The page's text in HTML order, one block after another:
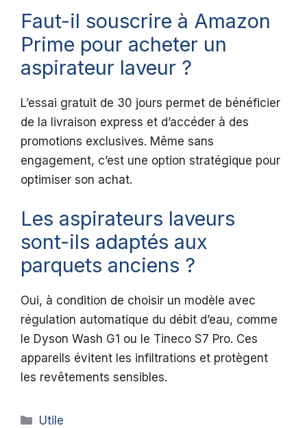
Faut-il souscrire à Amazon
Prime pour acheter un
aspirateur laveur ?
L’essai gratuit de 30 jours permet de bénéficier
de la livraison express et d’accéder à des
promotions exclusives. Même sans
engagement, c’est une option stratégique pour
optimiser son achat.
Les aspirateurs laveurs
sont-ils adaptés aux
parquets anciens ?
Oui, à condition de choisir un modèle avec
régulation automatique du débit d’eau, comme
le Dyson Wash G1 ou le Tineco S7 Pro. Ces
appareils évitent les infiltrations et protègent
les revêtements sensibles.
Catégories
Utile